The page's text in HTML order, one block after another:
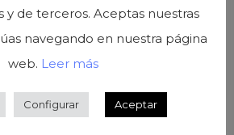
6/8
Espárragos blancos
y de terceros. Aceptas nuestras
navegando en nuestra página
web. Leer más
Configurar Aceptar